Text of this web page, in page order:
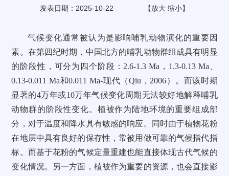
发表日期：2025-10-22 【放大 缩小】
气候变化通常被认为是影响哺乳动物演化的重要因
素。在第四纪时期，中国北方的哺乳动物群组成具有明显
的阶段性，可分为四个阶段：2.6-1.3 Ma，1.3-0.13 Ma、
0.13-0.011 Ma和0.011 Ma-现代（Qiu，2006）。而该时期
显著的4万年或10万年气候变化周期无法较好地解释哺乳
动物群的阶段性变化。植被作为陆地环境的重要组成部
分，对于温度和降水具有敏感的响应。同时由于植物花粉
在地层中具有良好的保存性，常被用做可靠的气候指代指
标。而基于花粉的气候定量重建也能直接体现古代气候的
变化情况。另一方面，植被作为重要的资源，也会直接影